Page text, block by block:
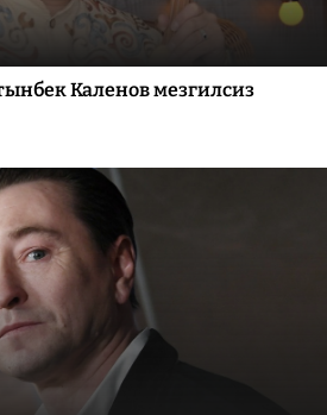
Каленов мезгилсиз